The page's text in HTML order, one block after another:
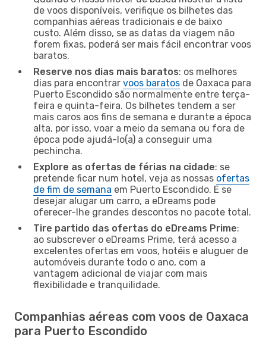
de voos disponíveis, verifique os bilhetes das
companhias aéreas tradicionais e de baixo
custo. Além disso, se as datas da viagem não
forem fixas, poderá ser mais fácil encontrar voos
baratos.
Reserve nos dias mais baratos: os melhores
dias para encontrar voos baratos de Oaxaca para
Puerto Escondido são normalmente entre terça-
feira e quinta-feira. Os bilhetes tendem a ser
mais caros aos fins de semana e durante a época
alta, por isso, voar a meio da semana ou fora de
época pode ajudá-lo(a) a conseguir uma
pechincha.
Explore as ofertas de férias na cidade: se
pretende ficar num hotel, veja as nossas ofertas
de fim de semana em Puerto Escondido. E se
desejar alugar um carro, a eDreams pode
oferecer-lhe grandes descontos no pacote total.
Tire partido das ofertas do eDreams Prime:
ao subscrever o eDreams Prime, terá acesso a
excelentes ofertas em voos, hotéis e aluguer de
automóveis durante todo o ano, com a
vantagem adicional de viajar com mais
flexibilidade e tranquilidade.
Companhias aéreas com voos de Oaxaca
para Puerto Escondido